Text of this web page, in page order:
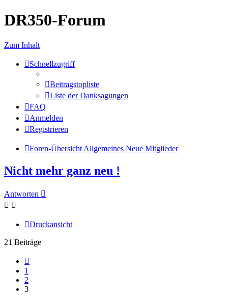
DR350-Forum
Zum Inhalt
Schnellzugriff
Beitragstopliste
Liste der Danksagungen
FAQ
Anmelden
Registrieren
Foren-Übersicht Allgemeines Neue Mitglieder
Nicht mehr ganz neu !
Antworten
Druckansicht
21 Beiträge
1
2
3